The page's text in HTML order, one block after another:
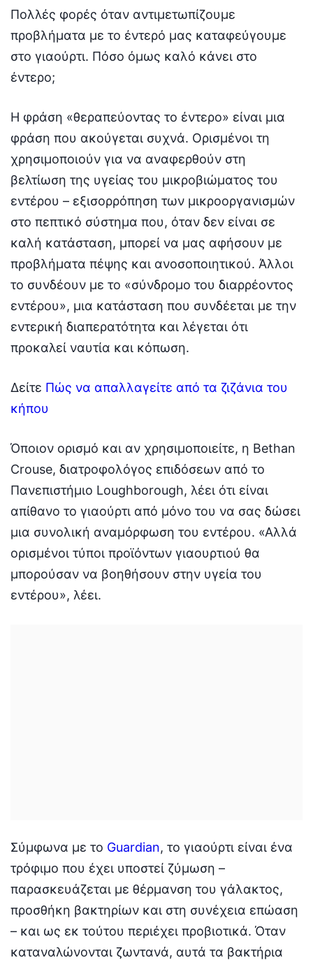
Πολλές φορές όταν αντιμετωπίζουμε
προβλήματα με το έντερό μας καταφεύγουμε
στο γιαούρτι. Πόσο όμως καλό κάνει στο
έντερο;
Η φράση «θεραπεύοντας το έντερο» είναι μια
φράση που ακούγεται συχνά. Ορισμένοι τη
χρησιμοποιούν για να αναφερθούν στη
βελτίωση της υγείας του μικροβιώματος του
εντέρου – εξισορρόπηση των μικροοργανισμών
στο πεπτικό σύστημα που, όταν δεν είναι σε
καλή κατάσταση, μπορεί να μας αφήσουν με
προβλήματα πέψης και ανοσοποιητικού. Άλλοι
το συνδέουν με το «σύνδρομο του διαρρέοντος
εντέρου», μια κατάσταση που συνδέεται με την
εντερική διαπερατότητα και λέγεται ότι
προκαλεί ναυτία και κόπωση.
Δείτε Πώς να απαλλαγείτε από τα ζιζάνια του
κήπου
Όποιον ορισμό και αν χρησιμοποιείτε, η Bethan
Crouse, διατροφολόγος επιδόσεων από το
Πανεπιστήμιο Loughborough, λέει ότι είναι
απίθανο το γιαούρτι από μόνο του να σας δώσει
μια συνολική αναμόρφωση του εντέρου. «Αλλά
ορισμένοι τύποι προϊόντων γιαουρτιού θα
μπορούσαν να βοηθήσουν στην υγεία του
εντέρου», λέει.
Σύμφωνα με το Guardian, το γιαούρτι είναι ένα
τρόφιμο που έχει υποστεί ζύμωση –
παρασκευάζεται με θέρμανση του γάλακτος,
προσθήκη βακτηρίων και στη συνέχεια επώαση
– και ως εκ τούτου περιέχει προβιοτικά. Όταν
καταναλώνονται ζωντανά, αυτά τα βακτήρια